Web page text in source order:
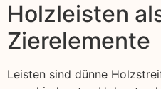
Holzleisten
Zierelemente
Leisten sind dünne